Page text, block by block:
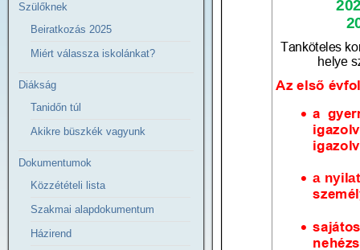
Szülőknek
Beiratkozás 2025
Miért válassza iskolánkat?
Diákság
Tanidőn túl
Akikre büszkék vagyunk
Dokumentumok
Közzétételi lista
Szakmai alapdokumentum
Házirend